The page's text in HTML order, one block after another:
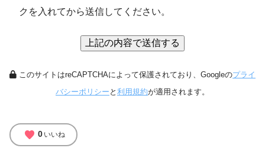
クを入れてから送信してください。
このサイトはreCAPTCHAによって保護されており、Googleのプライ
バシーポリシー と 利用規約が適用されます。
favorite 0 いいね